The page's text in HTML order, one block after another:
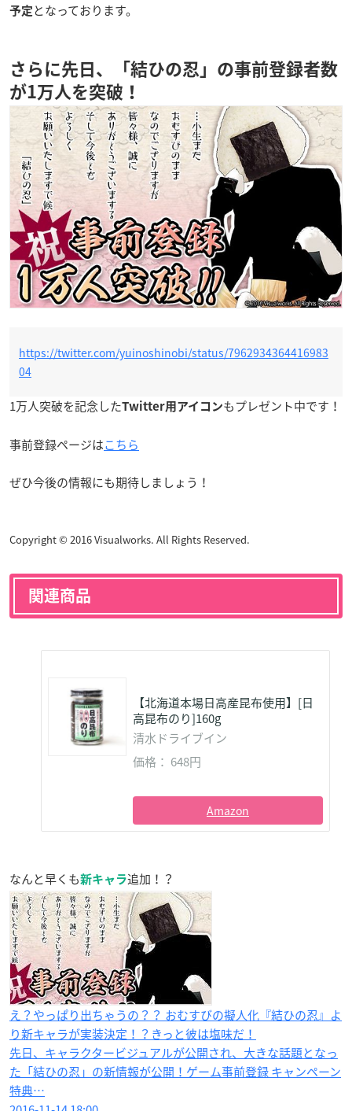
予定 となっております。
さらに先日、「結ひの忍」の事前登録者数
が1万人を突破！
https://twitter.com/yuinoshinobi/status/7962934364416983
04
1万人突破を記念したTwitter用アイコンもプレゼント中です！
事前登録ページはこちら
ぜひ今後の情報にも期待しましょう！
Copyright © 2016 Visualworks. All Rights Reserved.
関連商品
【北海道本場日高産昆布使用】[日
高昆布のり]160g
清水ドライブイン
価格： 648円
Amazon
なんと早くも新キャラ追加！？
え？やっぱり出ちゃうの？？ おむすびの擬人化『結ひの忍』よ
り新キャラが実装決定！？きっと彼は塩味だ！
先日、キャラクタービジュアルが公開され、大きな話題となっ
た「結ひの忍」の新情報が公開！ゲーム事前登録 キャンペーン
特典…